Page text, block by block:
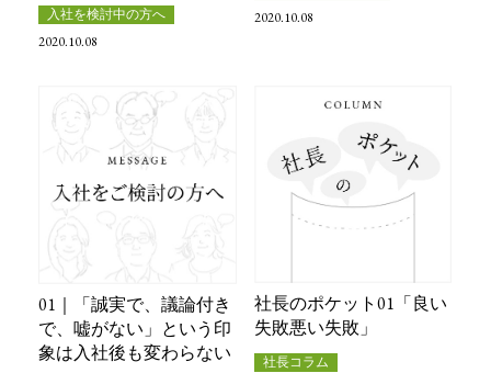
入社を検討中の方へ
2020.10.08
2020.10.08
01｜「誠実で、議論付き
で、嘘がない」という印
象は入社後も変わらない
社長のポケット01「良い
失敗悪い失敗」
社長コラム